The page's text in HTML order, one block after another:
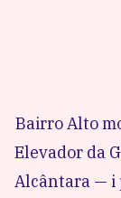
Bairro Alto
Elevador da
Alcântara — i